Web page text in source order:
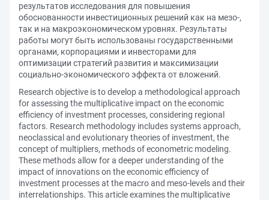
результатов исследования для повышения
обоснованности инвестиционных решений как на мезо-,
так и на макроэкономическом уровнях. Результаты
работы могут быть использованы государственными
органами, корпорациями и инвесторами для
оптимизации стратегий развития и максимизации
социально-экономического эффекта от вложений.
Research objective is to develop a methodological approach
for assessing the multiplicative impact on the economic
efficiency of investment processes, considering regional
factors. Research methodology includes systems approach,
neoclassical and evolutionary theories of investment, the
concept of multipliers, methods of econometric modeling.
These methods allow for a deeper understanding of the
impact of innovations on the economic efficiency of
investment processes at the macro and meso-levels and their
interrelationships. This article examines the multiplicative